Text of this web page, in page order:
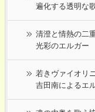
遍化する透明な
清澄と情熱の二
光彩のエルガー
若きヴァイオリ
吉田南によるエ